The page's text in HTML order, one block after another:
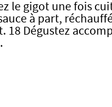
le gigot une fois
à part,
18 Dégustez